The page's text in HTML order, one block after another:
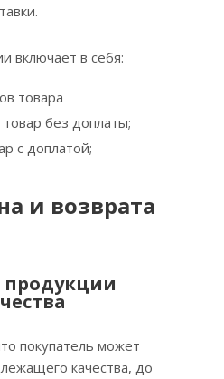
включает в себя:
товара
без доплаты;
с доплатой;
и возврата
продукции
покупатель может
качества, до